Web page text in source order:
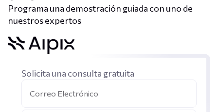
Programa una demostración guiada con uno de
nuestros expertos
Solicita una consulta gratuita